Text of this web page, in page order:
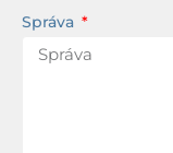
Správa